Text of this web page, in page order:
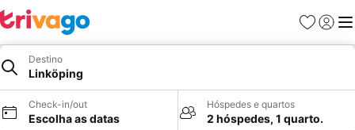
Favoritos
Iniciar
Destino
Linköping
Check-in/out
Escolha as datas
Hóspedes e quartos
2 hóspedes, 1 quarto.